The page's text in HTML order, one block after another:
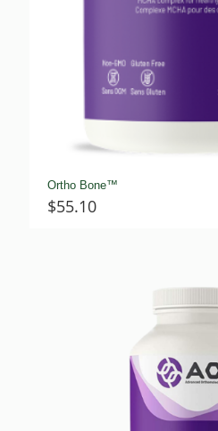
Ortho Bone™
$55.10